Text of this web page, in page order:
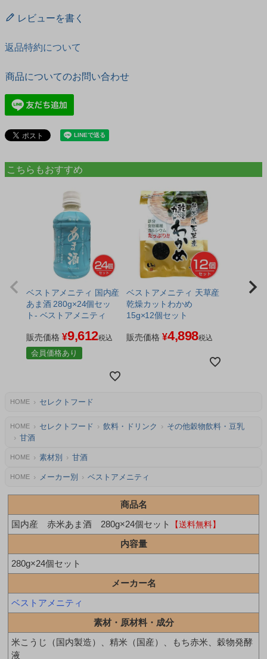
レビューを書く
返品特約について
商品についてのお問い合わせ
こちらもおすすめ
ベストアメニティ 国内産
あま酒 280g×24個セッ
ト- ベストアメニティ
販売価格 ¥9,612税込
会員価格あり
ベストアメニティ 天草産
乾燥カットわかめ
15g×12個セット
販売価格 ¥4,898税込
HOME セレクトフード
HOME セレクトフード 飲料・ドリンク
その他穀物飲料・豆乳
甘酒
HOME 素材別 甘酒
HOME メーカー別 ベストアメニティ
商品名
国内産 赤米あま酒 280g×24個セット
【送料無料】
内容量
280g×24個セット
メーカー名
ベストアメニティ
素材・原材料・成分
米こうじ（国内製造）、精米（国産）、もち赤米、穀物発酵
液